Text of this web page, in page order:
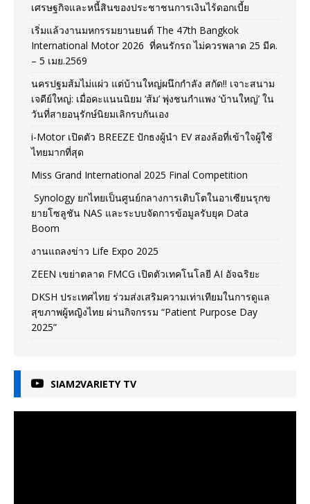
เศรษฐกิจและหนี้สินของประชาชนการเงินไร้ดอกเบี้ย
เริ่มแล้วงานมหกรรมยานยนต์ The 47th Bangkok
International Motor 2026 ที่คนรักรถ ไม่ควรพลาด 25 มีค.
– 5 เมย.2569
นครปฐมส้มไม่แผ่ว แต่บ้านใหญ่ผนึกกำลัง สกัด!! เจาะสนาม
เจดีย์ใหญ่: เมื่อคะแนนนิยม ‘ส้ม’ พุ่งชนกำแพง ‘บ้านใหญ่’ ใน
วันที่สายอนุรักษ์นิยมเลิกรบกันเอง
i-Motor เปิดตัว BREEZE ปักธงผู้นำ EV สองล้อที่เข้าใจผู้ใช้
ไทยมากที่สุด
Miss Grand International 2025 Final Competition
Synology ยกไทยเป็นศูนย์กลางการเติบโตในอาเซียนรุกข
ยายโซลูชัน NAS และระบบจัดการข้อมูลรับยุค Data
Boom
งานแถลงข่าว Life Expo 2025
ZEEN เขย่าตลาด FMCG เปิดตัวเทคโนโลยี AI อัจฉริยะ
DKSH ประเทศไทย ร่วมส่งเสริมความเท่าเทียมในการดูแล
สุขภาพผู้หญิงไทย ผ่านกิจกรรม “Patient Purpose Day
2025”
SIAM2VARIETY TV